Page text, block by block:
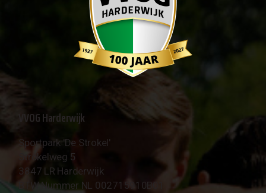
VVOG Harderwijk
Sportpark 'De Strokel'
Strokelweg 5
3847 LR Harderwijk
BTW Nummer NL 002715910B01